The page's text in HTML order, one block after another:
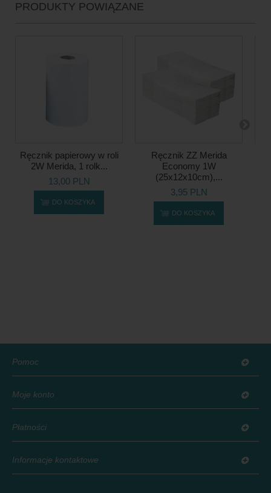
PRODUKTY POWIĄZANE
Ręcznik papierowy w roli
2W Merida, 1 rolk...
13,00 PLN
DO KOSZYKA
Ręcznik ZZ Merida
Economy 1W
(25x12x10cm),...
3,95 PLN
DO KOSZYKA
Pomoc
Moje konto
Płatności
Informacje kontaktowe